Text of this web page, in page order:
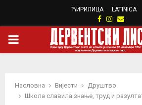
ЋИРИЛИЦА LATINICA
Facebook
Instagram
Email
PRIMARY
Насловна Вијести
Друштво
Школа славила знање, труд и